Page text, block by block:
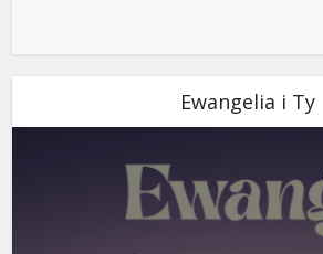
Ewangelia i Ty